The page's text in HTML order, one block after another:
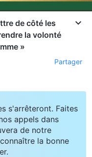
de côté les
la volonté
»
Partager
s'arrêteront. Faites
appels dans
de notre
la bonne